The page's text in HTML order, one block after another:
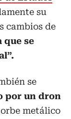
su
cambios de
que se
se
por un dron
metálico